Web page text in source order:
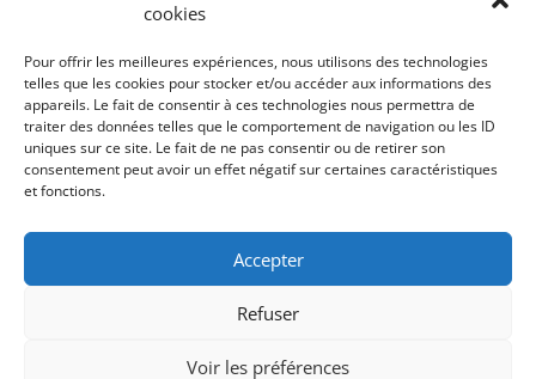
cookies
Pour offrir les meilleures expériences, nous utilisons des technologies
telles que les cookies pour stocker et/ou accéder aux informations des
appareils. Le fait de consentir à ces technologies nous permettra de
traiter des données telles que le comportement de navigation ou les ID
uniques sur ce site. Le fait de ne pas consentir ou de retirer son
consentement peut avoir un effet négatif sur certaines caractéristiques
et fonctions.
Accepter
Refuser
Voir les préférences
Conditions générales de vente
Mentions Légales
Politique de cookies (UE)